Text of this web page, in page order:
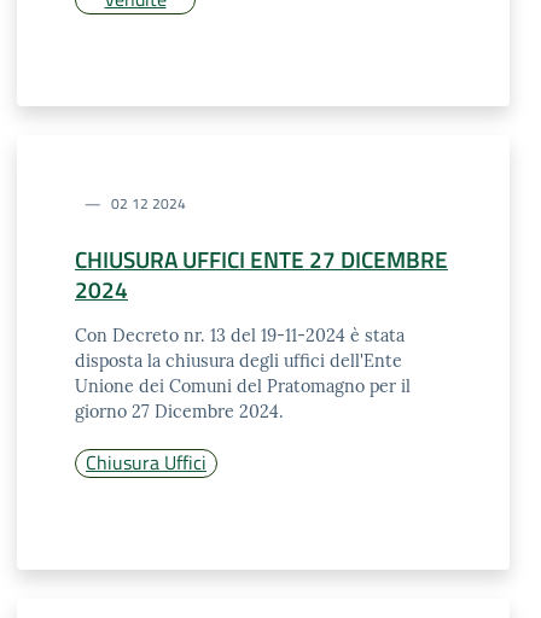
02 12 2024
CHIUSURA UFFICI ENTE 27 DICEMBRE
2024
Con Decreto nr. 13 del 19-11-2024 è stata
disposta la chiusura degli uffici dell'Ente
Unione dei Comuni del Pratomagno per il
giorno 27 Dicembre 2024.
Chiusura Uffici